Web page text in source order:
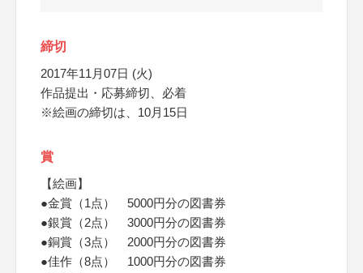
締切
2017年11月07日 (火)
作品提出・応募締切、必着
※絵画の締切は、10月15日
賞
【絵画】
●金賞（1点） 5000円分の図書券
●銀賞（2点） 3000円分の図書券
●銅賞（3点） 2000円分の図書券
●佳作（8点） 1000円分の図書券